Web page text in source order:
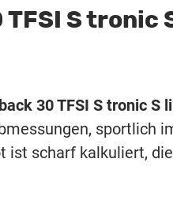
S tronic
30 TFSI S tronic S
sportlich
ist scharf kalkuliert,